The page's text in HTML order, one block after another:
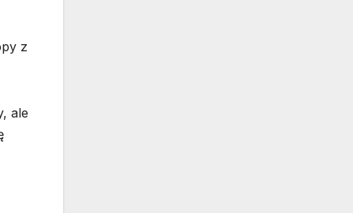
z
ale